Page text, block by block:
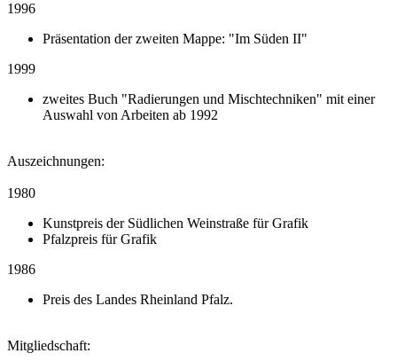
1996
Präsentation der zweiten Mappe: "Im Süden II"
1999
zweites Buch "Radierungen und Mischtechniken" mit einer
Auswahl von Arbeiten ab 1992
Auszeichnungen:
1980
Kunstpreis der Südlichen Weinstraße für Grafik
Pfalzpreis für Grafik
1986
Preis des Landes Rheinland Pfalz.
Mitgliedschaft: